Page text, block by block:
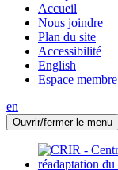
Accueil
Nous joindre
Plan du site
Accessibilité
English
Espace membre
en
Ouvrir/fermer le menu